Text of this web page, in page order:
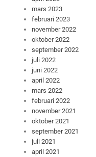
mars 2023
februari 2023
november 2022
oktober 2022
september 2022
juli 2022
juni 2022
april 2022
mars 2022
februari 2022
november 2021
oktober 2021
september 2021
juli 2021
april 2021